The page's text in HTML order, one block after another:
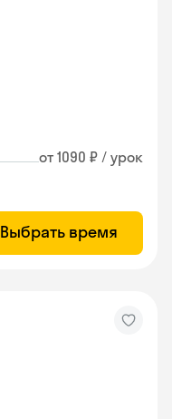
от 1090 ₽ / урок
Выбрать время